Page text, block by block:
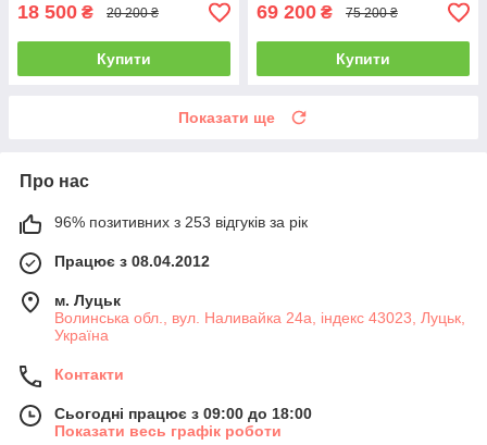
18 500 ₴ 20 200 ₴
Купити
69 200 ₴ 75 200 ₴
Купити
Показати ще
Про нас
96% позитивних з 253 відгуків за рік
Працює з 08.04.2012
м. Луцьк
Волинська обл., вул. Наливайка 24а, індекс 43023, Луцьк,
Україна
Контакти
Сьогодні працює з 09:00 до 18:00
Показати весь графік роботи